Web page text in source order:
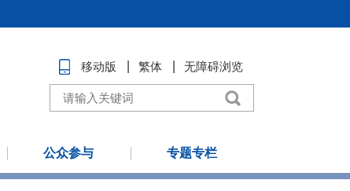
移动版 繁体 无障碍浏览
公众参与 专题专栏